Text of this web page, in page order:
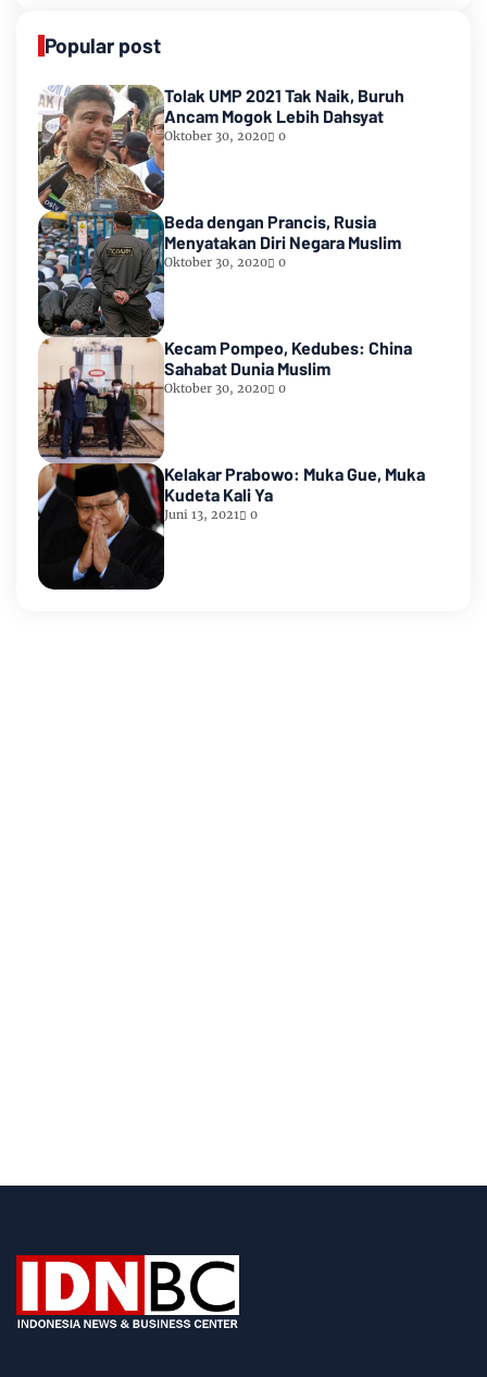
Popular post
Tolak UMP 2021 Tak Naik, Buruh
Ancam Mogok Lebih Dahsyat
Oktober 30, 2020 0
Beda dengan Prancis, Rusia
Menyatakan Diri Negara Muslim
Oktober 30, 2020 0
Kecam Pompeo, Kedubes: China
Sahabat Dunia Muslim
Oktober 30, 2020 0
Kelakar Prabowo: Muka Gue, Muka
Kudeta Kali Ya
Juni 13, 2021 0